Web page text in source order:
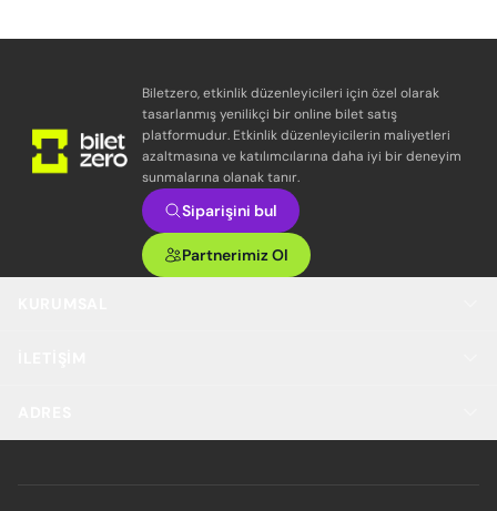
Biletzero, etkinlik düzenleyicileri için özel olarak
tasarlanmış yenilikçi bir online bilet satış
platformudur. Etkinlik düzenleyicilerin maliyetleri
azaltmasına ve katılımcılarına daha iyi bir deneyim
sunmalarına olanak tanır.
Siparişini bul
Partnerimiz Ol